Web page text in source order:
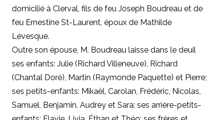
domicilié à Clerval, fils de feu Joseph Boudreau et de
feu Ernestine St-Laurent, époux de Mathilde
Lévesque.
Outre son épouse, M. Boudreau laisse dans le deuil
ses enfants: Julie (Richard Villeneuve), Richard
(Chantal Doré), Martin (Raymonde Paquette) et Pierre;
ses petits-enfants: Mikaël, Carolan, Frédéric, Nicolas,
Samuel, Benjamin, Audrey et Sara; ses arrière-petits-